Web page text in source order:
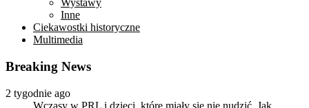
Wystawy
Inne
Ciekawostki historyczne
Multimedia
Breaking News
2 tygodnie ago
Wczasy w PRL i dzieci, które miały się nie nudzić. Jak